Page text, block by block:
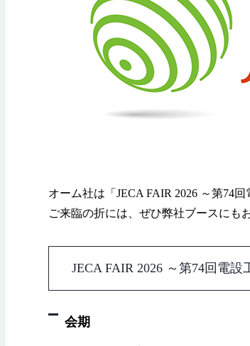
オーム社は「JECA FAIR 2026 ～第74
ご来臨の折には、ぜひ弊社ブースにも
JECA FAIR 2026 ～第74回電設
会期